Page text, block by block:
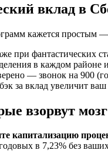
вклад в
кажется простым —
при фантастических
в каждом районе
— звонок на 900
за вклад увеличит
взорвут
капитализацию
в 7,23% без